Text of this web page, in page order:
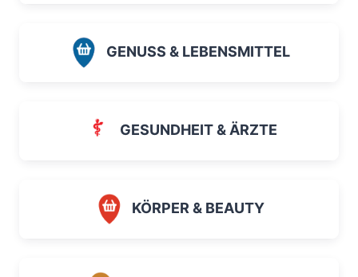
GENUSS & LEBENSMITTEL
GESUNDHEIT & ÄRZTE
KÖRPER & BEAUTY